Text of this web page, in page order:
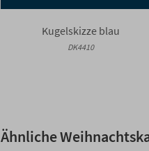
Kugelskizze blau
DK4410
Ähnliche